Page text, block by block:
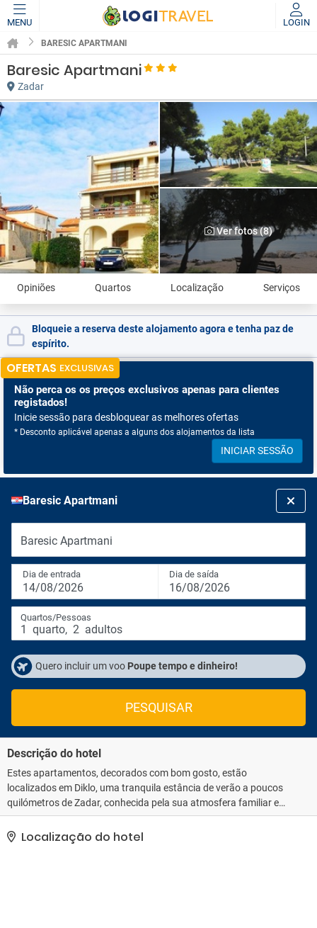
MENU LOGIN
BARESIC APARTMANI
Baresic Apartmani
Zadar
Ver fotos (8)
Opiniões Quartos Localização Serviços
Bloqueie a reserva deste alojamento agora e tenha paz de
espírito.
OFERTAS EXCLUSIVAS
Não perca os os preços exclusivos apenas para clientes
registados!
Inicie sessão para desbloquear as melhores ofertas
* Desconto aplicável apenas a alguns dos alojamentos da lista
INICIAR SESSÃO
Baresic Apartmani
Baresic Apartmani
Dia de entrada
14/08/2026
Dia de saída
16/08/2026
Quartos/Pessoas
1 quarto, 2 adultos
Quero incluir um voo Poupe tempo e dinheiro!
PESQUISAR
Descrição do hotel
Estes apartamentos, decorados com bom gosto, estão
localizados em Diklo, uma tranquila estância de verão a poucos
quilómetros de Zadar, conhecida pela sua atmosfera familiar e
proximidade a instalações desportivas. Situados numa colina a
apenas 100 metros do mar, cada confortável apartamento de um
quarto possui cozinha, casa de banho privativa com duche, TV e
Localização do hotel